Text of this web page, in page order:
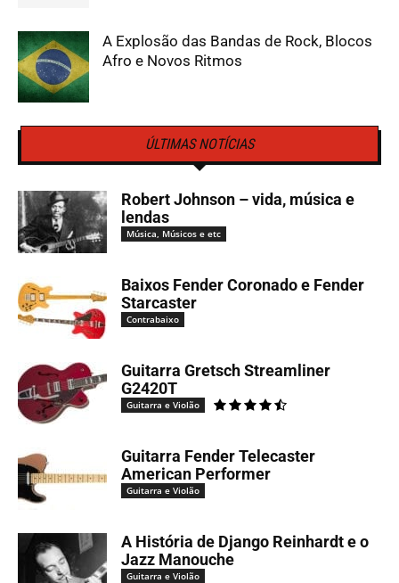
A Explosão das Bandas de Rock, Blocos
Afro e Novos Ritmos
ÚLTIMAS NOTÍCIAS
Robert Johnson – vida, música e
lendas
Música, Músicos e etc
Baixos Fender Coronado e Fender
Starcaster
Contrabaixo
Guitarra Gretsch Streamliner
G2420T
Guitarra e Violão
Guitarra Fender Telecaster
American Performer
Guitarra e Violão
A História de Django Reinhardt e o
Jazz Manouche
Guitarra e Violão